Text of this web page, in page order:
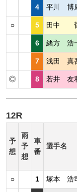
4 平川 博
○ 5 田中
6 緒方 浩
7 浅田 真
◎ 8 若井 友
12R
予
想
雨
予
想
車
番
選手名
○ 1 塚本 浩